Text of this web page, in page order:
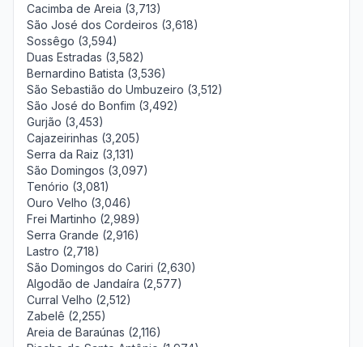
Cacimba de Areia (3,713)
São José dos Cordeiros (3,618)
Sossêgo (3,594)
Duas Estradas (3,582)
Bernardino Batista (3,536)
São Sebastião do Umbuzeiro (3,512)
São José do Bonfim (3,492)
Gurjão (3,453)
Cajazeirinhas (3,205)
Serra da Raiz (3,131)
São Domingos (3,097)
Tenório (3,081)
Ouro Velho (3,046)
Frei Martinho (2,989)
Serra Grande (2,916)
Lastro (2,718)
São Domingos do Cariri (2,630)
Algodão de Jandaíra (2,577)
Curral Velho (2,512)
Zabelê (2,255)
Areia de Baraúnas (2,116)